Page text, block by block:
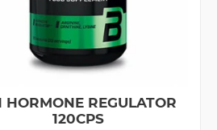
HORMONE REGULATOR
120CPS